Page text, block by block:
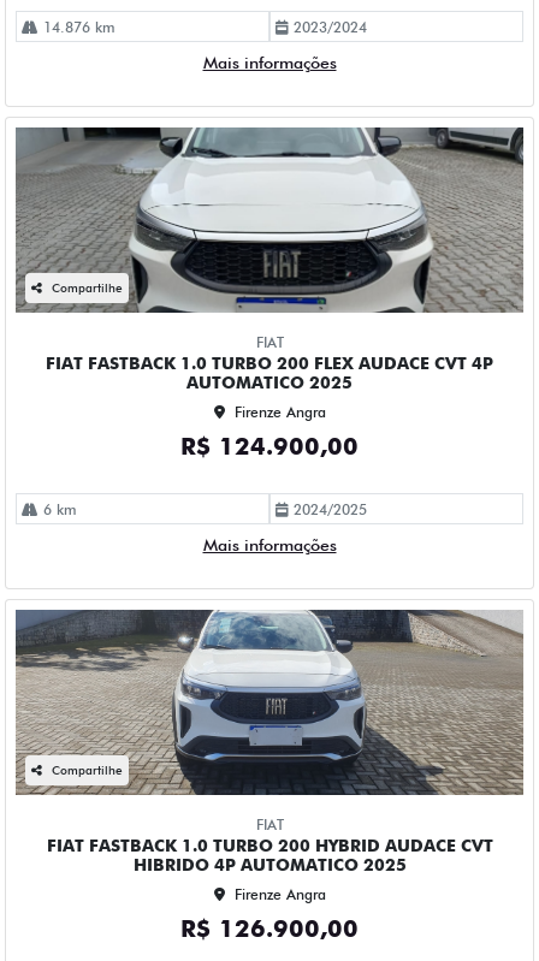
14.876 km 2023/2024
Mais informações
Compartilhe
FIAT
FIAT FASTBACK 1.0 TURBO 200 FLEX AUDACE CVT 4P
AUTOMATICO 2025
Firenze Angra
R$ 124.900,00
6 km 2024/2025
Mais informações
Compartilhe
FIAT
FIAT FASTBACK 1.0 TURBO 200 HYBRID AUDACE CVT
HIBRIDO 4P AUTOMATICO 2025
Firenze Angra
R$ 126.900,00